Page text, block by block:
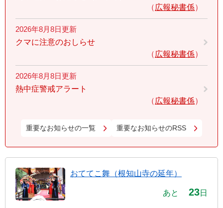
広報秘書係
2026年8月8日更新
クマに注意のおしらせ
広報秘書係
2026年8月8日更新
熱中症警戒アラート
広報秘書係
重要なお知らせの一覧 重要なお知らせのRSS
おててこ舞（根知山寺の延年）
あと 23日